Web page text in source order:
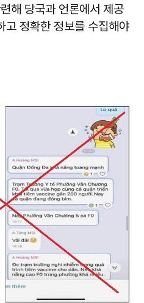
해 당국과 언론에서 제공
고 정확한 정보를 수집해야